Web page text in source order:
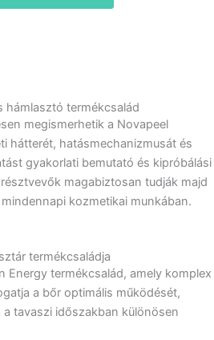
hámlasztó termékcsalád
megismerhetik a Novapeel
hátterét, hatásmechanizmusát és
gyakorlati bemutató és kipróbálási
magabiztosan tudják majd
kozmetikai munkában.
termékcsaládja
Energy termékcsalád, amely komplex
a bőr optimális működését,
a tavaszi időszakban különösen